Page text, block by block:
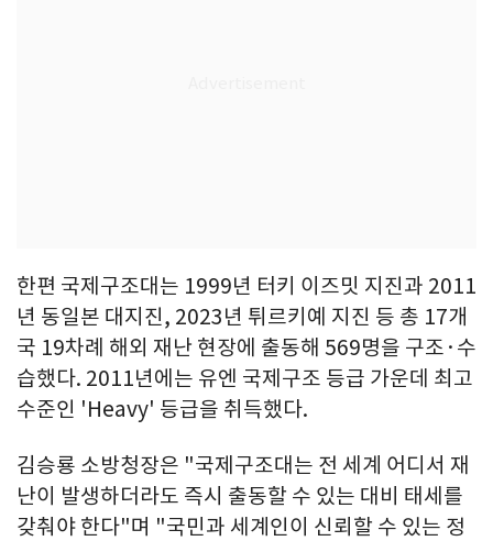
한편 국제구조대는 1999년 터키 이즈밋 지진과 2011
년 동일본 대지진, 2023년 튀르키예 지진 등 총 17개
국 19차례 해외 재난 현장에 출동해 569명을 구조·수
습했다. 2011년에는 유엔 국제구조 등급 가운데 최고
수준인 'Heavy' 등급을 취득했다.
김승룡 소방청장은 "국제구조대는 전 세계 어디서 재
난이 발생하더라도 즉시 출동할 수 있는 대비 태세를
갖춰야 한다"며 "국민과 세계인이 신뢰할 수 있는 정